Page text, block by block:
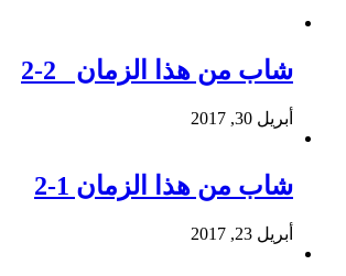
شاب من هذا الزمان 2-2
أبريل 30, 2017
شاب من هذا الزمان 1-2
أبريل 23, 2017